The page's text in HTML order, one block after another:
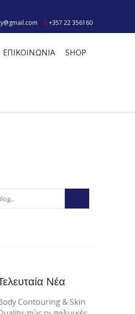
+357 22 356160
ΕΠΙΚΟΙΝΩΝΙΑ SHOP
Νέα
Contouring & Skin